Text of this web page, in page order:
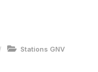
Stations GNV